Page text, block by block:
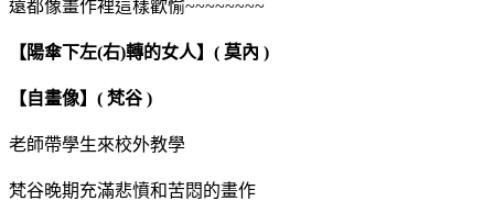
遠都像畫作裡這樣歡愉~~~~~~~~
【陽傘下左(右)轉的女人】( 莫內 )
【自畫像】( 梵谷 )
老師帶學生來校外教學
梵谷晚期充滿悲憤和苦悶的畫作